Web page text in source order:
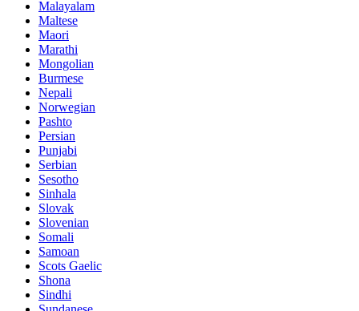
Malayalam
Maltese
Maori
Marathi
Mongolian
Burmese
Nepali
Norwegian
Pashto
Persian
Punjabi
Serbian
Sesotho
Sinhala
Slovak
Slovenian
Somali
Samoan
Scots Gaelic
Shona
Sindhi